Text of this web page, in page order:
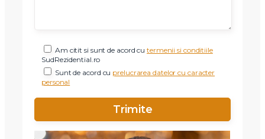
Am citit si sunt de acord cutermenii si conditiile
SudRezidential.ro
Sunt de acord cu prelucrarea datelor cu caracter
personal